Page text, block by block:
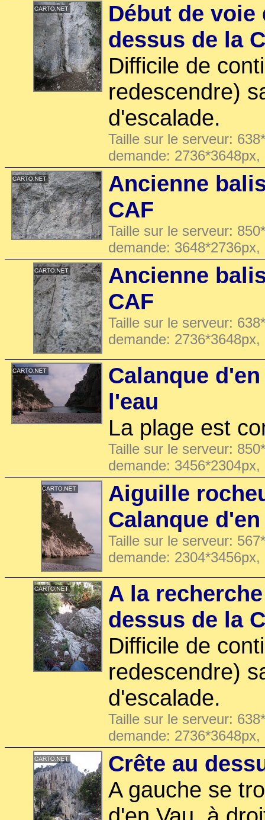
Début de voie
dessus de la
Difficile de
redescendre)
d'escalade.
Taille sur le serveur:
demande:
Ancienne
CAF
Taille sur le serveur:
demande:
Ancienne
CAF
Taille sur le serveur:
demande:
Calanque
l'eau
La plage est
Taille sur le serveur:
demande:
Aiguille
Calanque d'en
Taille sur le serveur:
demande:
A la
dessus de la
Difficile de
redescendre)
d'escalade.
Taille sur le serveur:
demande:
Crête au
A gauche se